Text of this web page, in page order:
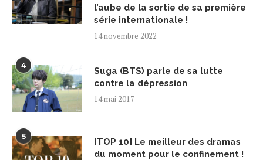
l’aube de la sortie de sa première
série internationale !
14 novembre 2022
4
Suga (BTS) parle de sa lutte
contre la dépression
14 mai 2017
5
[TOP 10] Le meilleur des dramas
du moment pour le confinement !